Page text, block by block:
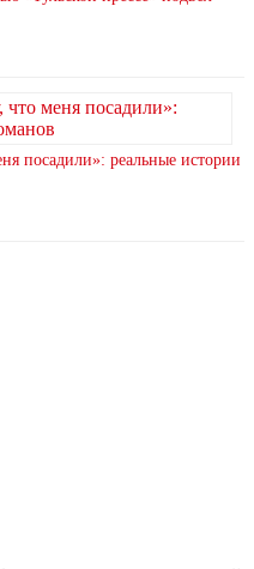
посадили»: реальные истории
области на сайте